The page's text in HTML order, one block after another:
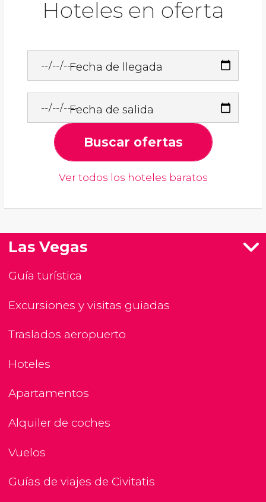
Hoteles en oferta
Fecha de llegada
Fecha de salida
Buscar ofertas
Ver todos los hoteles baratos
Las Vegas
Guía turística
Excursiones y visitas guiadas
Traslados aeropuerto
Hoteles
Apartamentos
Alquiler de coches
Vuelos
Guías de viajes de Civitatis